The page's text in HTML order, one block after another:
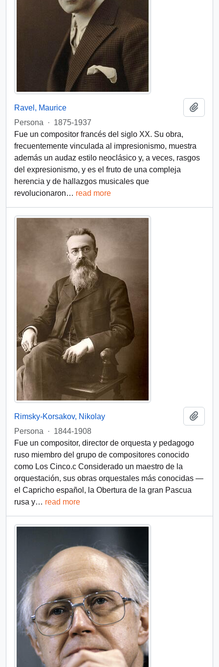
Ravel, Maurice
Persona
· 1875-1937
Fue un compositor francés del siglo XX. Su obra,
frecuentemente vinculada al impresionismo, muestra
además un audaz estilo neoclásico y, a veces, rasgos
del expresionismo, y es el fruto de una compleja
herencia y de hallazgos musicales que
revolucionaron… read more
Rimsky-Korsakov, Nikolay
Persona
· 1844-1908
Fue un compositor, director de orquesta y pedagogo
ruso miembro del grupo de compositores conocido
como Los Cinco.c​ Considerado un maestro de la
orquestación, sus obras orquestales más conocidas —
el Capricho español, la Obertura de la gran Pascua
rusa y… read more